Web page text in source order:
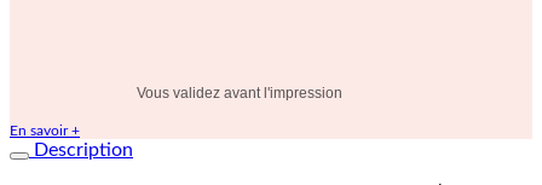
Vous validez avant l'impression
En savoir +
Description